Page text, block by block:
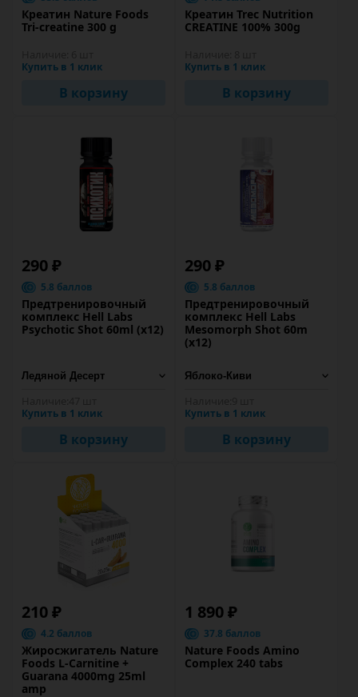
Креатин Nature Foods
Tri-creatine 300 g
Купить в 1 клик
В корзину
Креатин Trec Nutrition
CREATINE 100% 300g
Купить в 1 клик
В корзину
290 ₽
5.8 баллов
Предтренировочный
комплекс Hell Labs
Psychotic Shot 60ml (х12)
Купить в 1 клик
В корзину
290 ₽
5.8 баллов
Предтренировочный
комплекс Hell Labs
Mesomorph Shot 60m
(х12)
Купить в 1 клик
В корзину
210 ₽
4.2 баллов
Жиросжигатель Nature
Foods L-Carnitine +
Guarana 4000mg 25ml
amp
1 890 ₽
37.8 баллов
Nature Foods Amino
Complex 240 tabs